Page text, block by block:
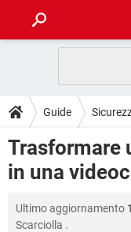
INTRATTENIMENTO
iOS
INSTAGRAM
HARDWARE
GUIDE
COVID-19
INTRATTENIMENTO
INSTAGRAM
DOWNLOAD
COVID-19
iOS
FORUM
COVID-19
GLOSSARIO
Guide
Trasformare
in una
Ultimo aggiornamento
Scarciolla .